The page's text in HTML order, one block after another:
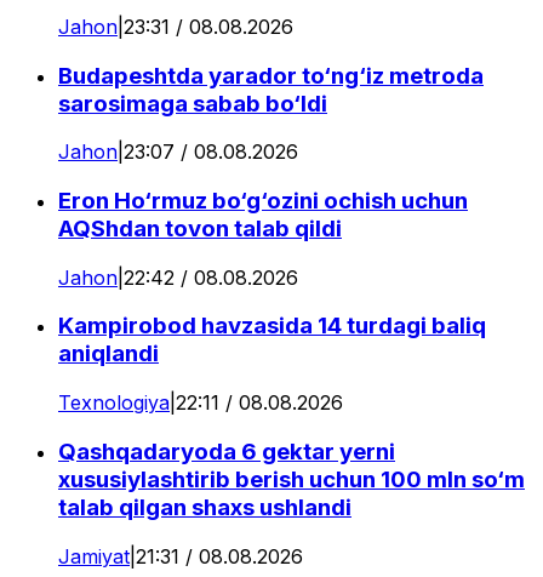
Jahon 23:31 / 08.08.2026
Budapeshtda yarador to‘ng‘iz metroda
sarosimaga sabab bo‘ldi
Jahon 23:07 / 08.08.2026
Eron Ho‘rmuz bo‘g‘ozini ochish uchun
AQShdan tovon talab qildi
Jahon 22:42 / 08.08.2026
Kampirobod havzasida 14 turdagi baliq
aniqlandi
Texnologiya 22:11 / 08.08.2026
Qashqadaryoda 6 gektar yerni
xususiylashtirib berish uchun 100 mln so‘m
talab qilgan shaxs ushlandi
Jamiyat 21:31 / 08.08.2026